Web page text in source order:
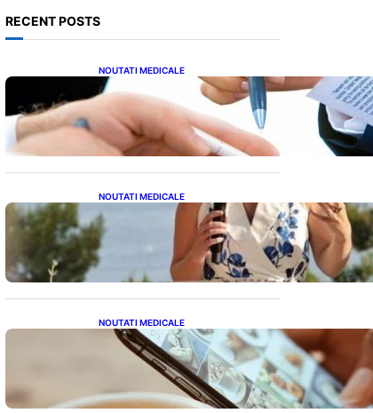
RECENT POSTS
NOUTATI MEDICALE
Acordul României cu Banca
Mondială: O Analiză
Detaliată a Împrumutului și
Condițiilor Impuse
NOUTATI MEDICALE
Nașterea prințesei Eugenie
la Lisabona: O alegere plină
de semnificație pentru
familia regală britanică
NOUTATI MEDICALE
Revoluția Bateriilor pentru
Telefoane: Avantaje,
Provocări și Viitorul
Tehnologiei Energetice